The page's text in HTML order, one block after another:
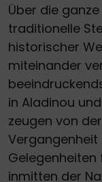
Über die
traditionelle
historischer
miteinander
in Aladinou
zeugen von
inmitten der